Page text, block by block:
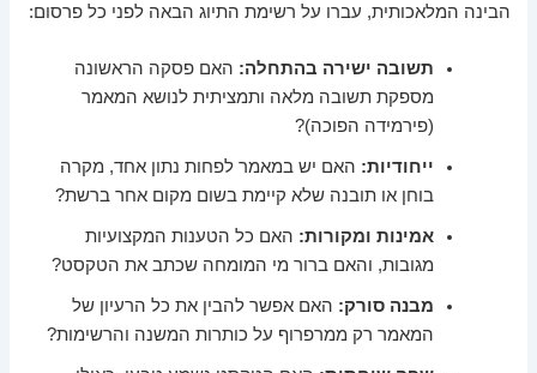
הבינה המלאכותית, עברו על רשימת התיוג הבאה לפני כל פרסום:
תשובה ישירה בהתחלה: האם פסקה הראשונה
מספקת תשובה מלאה ותמציתית לנושא המאמר
(פירמידה הפוכה)?
ייחודיות: האם יש במאמר לפחות נתון אחד, מקרה
בוחן או תובנה שלא קיימת בשום מקום אחר ברשת?
אמינות ומקורות: האם כל הטענות המקצועיות
מגובות, והאם ברור מי המומחה שכתב את הטקסט?
מבנה סורק: האם אפשר להבין את כל הרעיון של
המאמר רק ממרפרוף על כותרות המשנה והרשימות?